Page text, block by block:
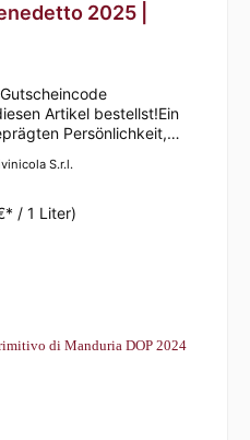
2025 |
Artikel bestellst!Ein
Persönlichkeit,
aus einer
Peschiera bis
strahlenden
Angenehmes
Birnen.Ein
mit einem angenehmen
Aperitif, passt aber
S.r.l.
/ 1 Liter)